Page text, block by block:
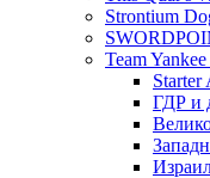
Strontium
Team Yankee
Starter
ГДР и